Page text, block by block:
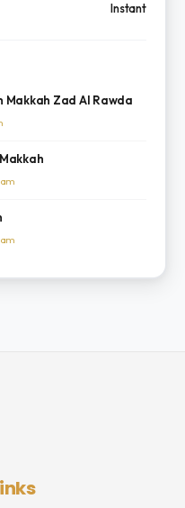
Instant
Makkah Zad Al Rawda